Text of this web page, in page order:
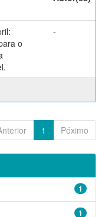
o
-
1 Póximo
1
1